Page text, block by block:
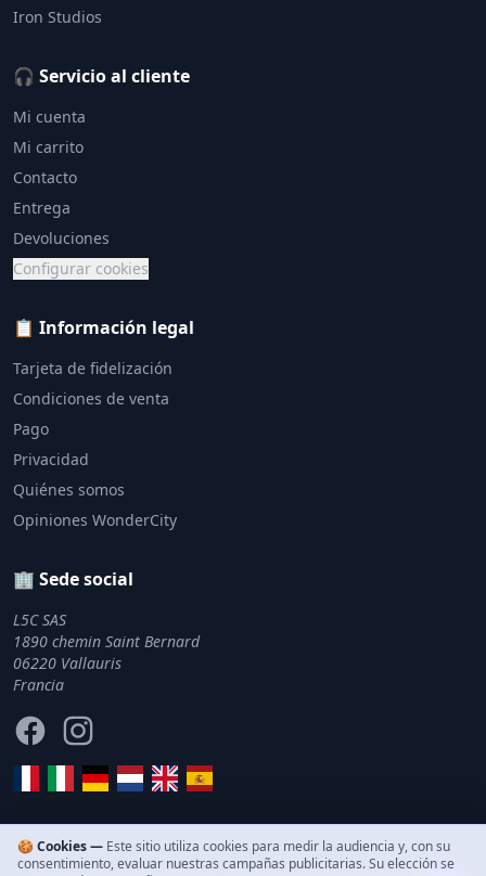
Iron Studios
🎧 Servicio al cliente
Mi cuenta
Mi carrito
Contacto
Entrega
Devoluciones
Configurar cookies
📋 Información legal
Tarjeta de fidelización
Condiciones de venta
Pago
Privacidad
Quiénes somos
Opiniones WonderCity
🏢 Sede social
L5C SAS
1890 chemin Saint Bernard
06220 Vallauris
Francia
FacebookInstagram
🍪 Cookies — Este sitio utiliza cookies para medir la audiencia y, con su
consentimiento, evaluar nuestras campañas publicitarias. Su elección se